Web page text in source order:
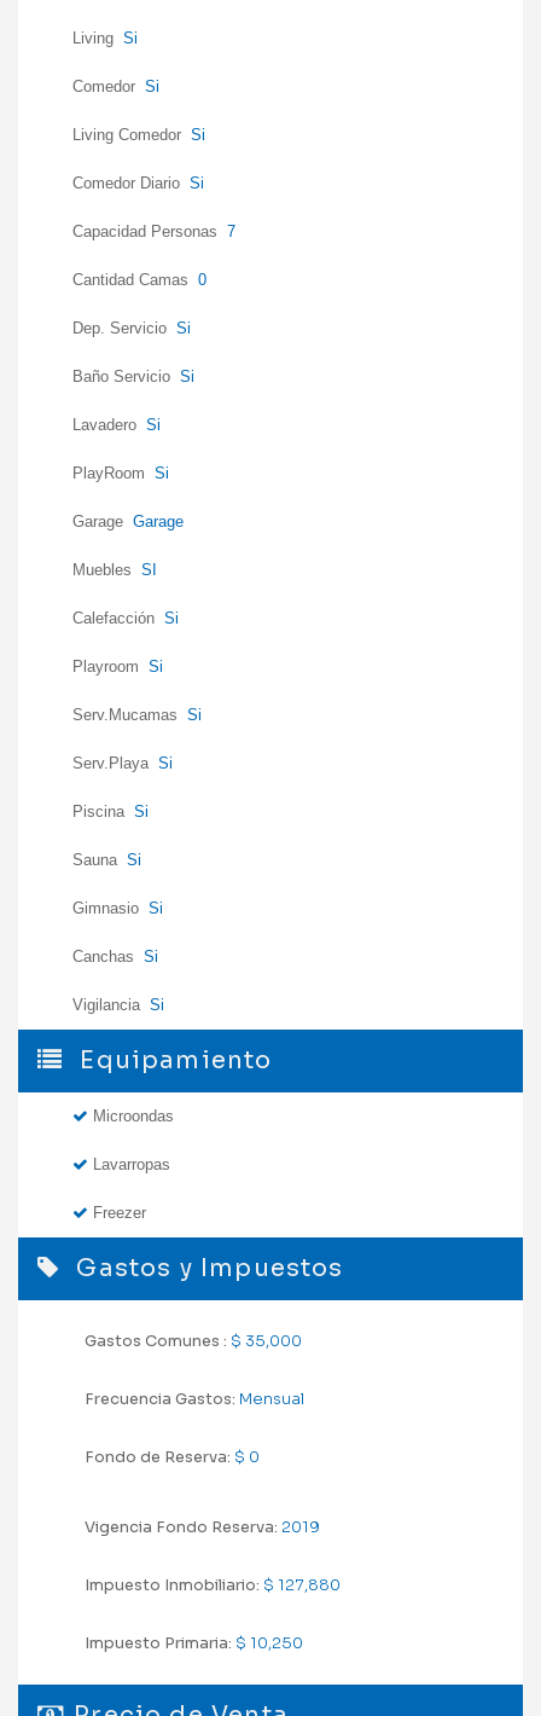
Living Si
Comedor Si
Living Comedor Si
Comedor Diario Si
Capacidad Personas 7
Cantidad Camas 0
Dep. Servicio Si
Baño Servicio Si
Lavadero Si
PlayRoom Si
Garage Garage
Muebles SI
Calefacción Si
Playroom Si
Serv.Mucamas Si
Serv.Playa Si
Piscina Si
Sauna Si
Gimnasio Si
Canchas Si
Vigilancia Si
Equipamiento
Microondas
Lavarropas
Freezer
Gastos y Impuestos
Gastos Comunes : $ 35,000
Frecuencia Gastos: Mensual
Fondo de Reserva: $ 0
Vigencia Fondo Reserva: 2019
Impuesto Inmobiliario: $ 127,880
Impuesto Primaria: $ 10,250